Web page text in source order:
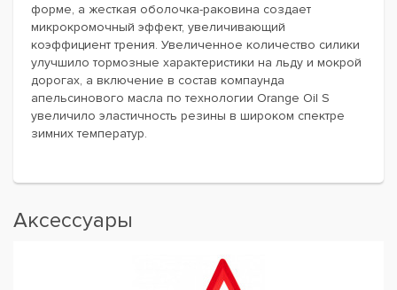
форме, а жесткая оболочка-раковина создает
микрокромочный эффект, увеличивающий
коэффициент трения. Увеличенное количество силики
улучшило тормозные характеристики на льду и мокрой
дорогах, а включение в состав компаунда
апельсинового масла по технологии Orange Oil S
увеличило эластичность резины в широком спектре
зимних температур.
Аксессуары